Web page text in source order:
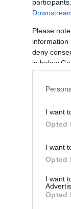
Please
information
deny
in below
I want
Opted
I want
Opted
I want
Opted
járt,
5 városba
nem térne